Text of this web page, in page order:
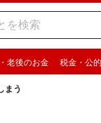
老後のお金 税金・公
まう